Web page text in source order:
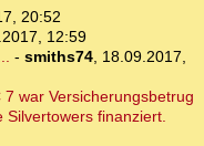
20:52
12:59
- smiths74, 18.09.2017,
war Versicherungsbetrug
Silvertowers finanziert.